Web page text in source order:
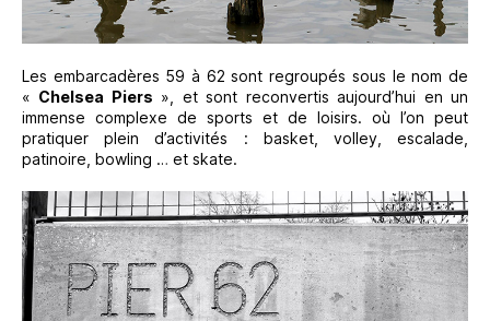
Les embarcadères 59 à 62 sont regroupés sous le nom de
« Chelsea Piers », et sont reconvertis aujourd’hui en un
immense complexe de sports et de loisirs. où l’on peut
pratiquer plein d’activités : basket, volley, escalade,
patinoire, bowling … et skate.